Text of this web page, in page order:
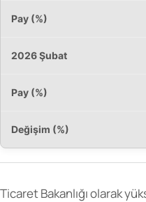
Ticaret Bakanlığı olarak